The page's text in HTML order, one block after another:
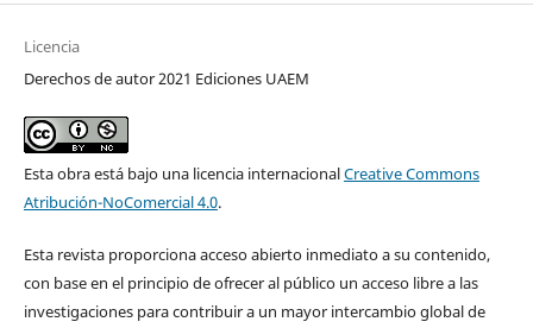
Licencia
Derechos de autor 2021 Ediciones UAEM
Esta obra está bajo una licencia internacionalCreative Commons
Atribución-NoComercial 4.0.
Esta revista proporciona acceso abierto inmediato a su contenido,
con base en el principio de ofrecer al público un acceso libre a las
investigaciones para contribuir a un mayor intercambio global de